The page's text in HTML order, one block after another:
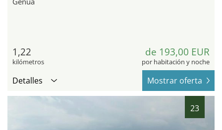
1,22
kilómetros
de 193,00 EUR
por habitación y noche
Detalles Mostrar oferta
23